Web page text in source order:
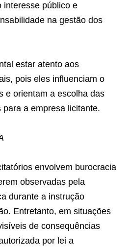
interesse público e
na gestão dos
estar atento aos
pois eles influenciam o
e orientam a escolha das
a empresa licitante.
envolvem burocracia
observadas pela
durante a instrução
Entretanto, em situações
de consequências
por lei a